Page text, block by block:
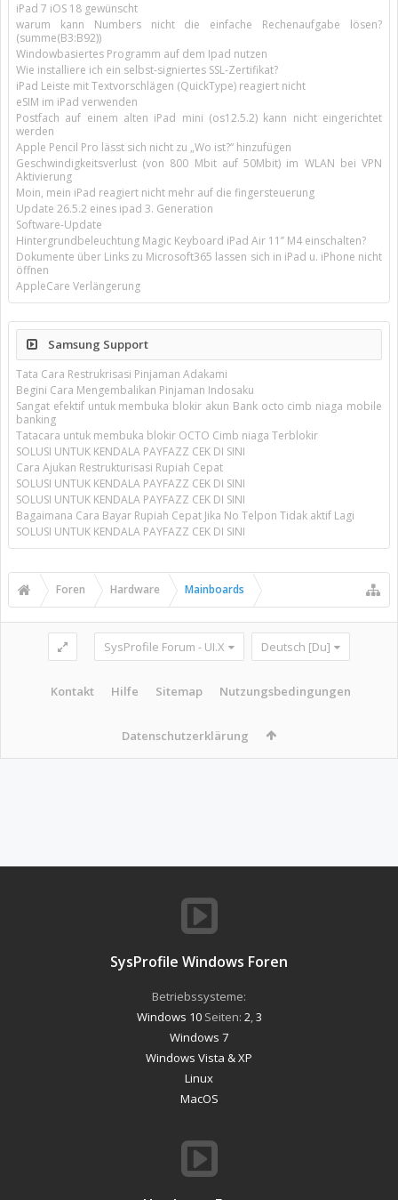
iPad 7 iOS 18 gewünscht
warum kann Numbers nicht die einfache Rechenaufgabe lösen?
(summe(B3:B92))
Windowbasiertes Programm auf dem Ipad nutzen
Wie installiere ich ein selbst-signiertes SSL-Zertifikat?
iPad Leiste mit Textvorschlägen (QuickType) reagiert nicht
eSIM im iPad verwenden
Postfach auf einem alten iPad mini (os12.5.2) kann nicht eingerichtet
werden
Apple Pencil Pro lässt sich nicht zu „Wo ist?“ hinzufügen
Geschwindigkeitsverlust (von 800 Mbit auf 50Mbit) im WLAN bei VPN
Aktivierung
Moin, mein iPad reagiert nicht mehr auf die fingersteuerung
Update 26.5.2 eines ipad 3. Generation
Software-Update
Hintergrundbeleuchtung Magic Keyboard iPad Air 11’’ M4 einschalten?
Dokumente über Links zu Microsoft365 lassen sich in iPad u. iPhone nicht
öffnen
AppleCare Verlängerung
Samsung Support
Tata Cara Restrukrisasi Pinjaman Adakami
Begini Cara Mengembalikan Pinjaman Indosaku
Sangat efektif untuk membuka blokir akun Bank octo cimb niaga mobile
banking
Tatacara untuk membuka blokir OCTO Cimb niaga Terblokir
SOLUSI UNTUK KENDALA PAYFAZZ CEK DI SINI
Cara Ajukan Restrukturisasi Rupiah Cepat
SOLUSI UNTUK KENDALA PAYFAZZ CEK DI SINI
SOLUSI UNTUK KENDALA PAYFAZZ CEK DI SINI
Bagaimana Cara Bayar Rupiah Cepat Jika No Telpon Tidak aktif Lagi
SOLUSI UNTUK KENDALA PAYFAZZ CEK DI SINI
Foren Hardware Mainboards
SysProfile Forum - UI.X Deutsch [Du]
Kontakt Hilfe Sitemap Nutzungsbedingungen
Datenschutzerklärung
SysProfile Windows Foren
Betriebssysteme:
Windows 10Seiten: 2 3
Windows 7
Windows Vista & XP
Linux
MacOS